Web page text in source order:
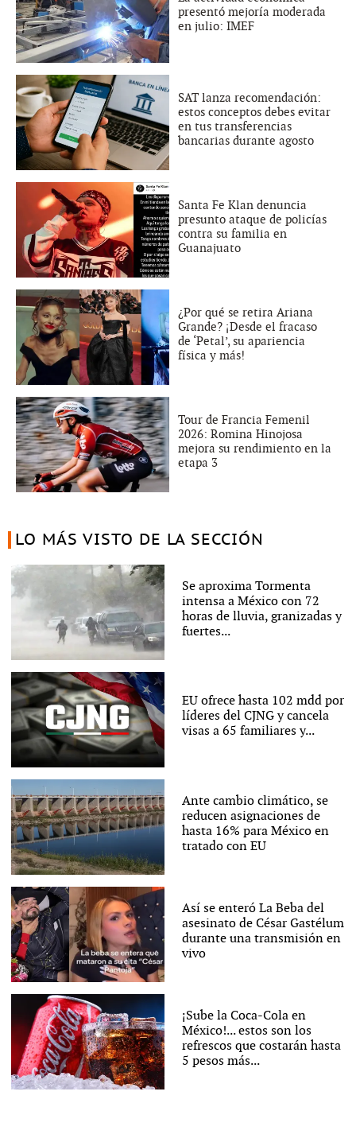
presentó mejoría moderada
en julio: IMEF
SAT lanza recomendación:
estos conceptos debes evitar
en tus transferencias
bancarias durante agosto
Santa Fe Klan denuncia
presunto ataque de policías
contra su familia en
Guanajuato
¿Por qué se retira Ariana
Grande? ¡Desde el fracaso
de ‘Petal’, su apariencia
física y más!
Tour de Francia Femenil
2026: Romina Hinojosa
mejora su rendimiento en la
etapa 3
LO MÁS VISTO DE LA SECCIÓN
Se aproxima Tormenta
intensa a México con 72
horas de lluvia, granizadas y
fuertes...
EU ofrece hasta 102 mdd por
líderes del CJNG y cancela
visas a 65 familiares y...
Ante cambio climático, se
reducen asignaciones de
hasta 16% para México en
tratado con EU
Así se enteró La Beba del
asesinato de César Gastélum
durante una transmisión en
vivo
¡Sube la Coca-Cola en
México!... estos son los
refrescos que costarán hasta
5 pesos más...